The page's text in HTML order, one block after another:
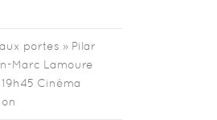
portes » Pilar
Marc Lamoure
Cinéma